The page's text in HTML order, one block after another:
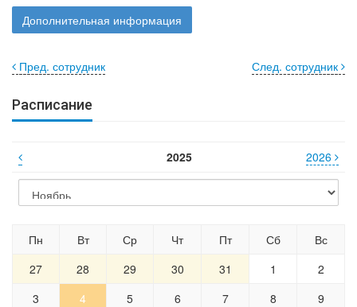
Дополнительная информация
След. сотрудник
Пред. сотрудник
Расписание
2025 2026
Пн Вт Ср Чт Пт Сб
Вс
27
28 29 30 31 1
2
3
4 5 6 7 8
9